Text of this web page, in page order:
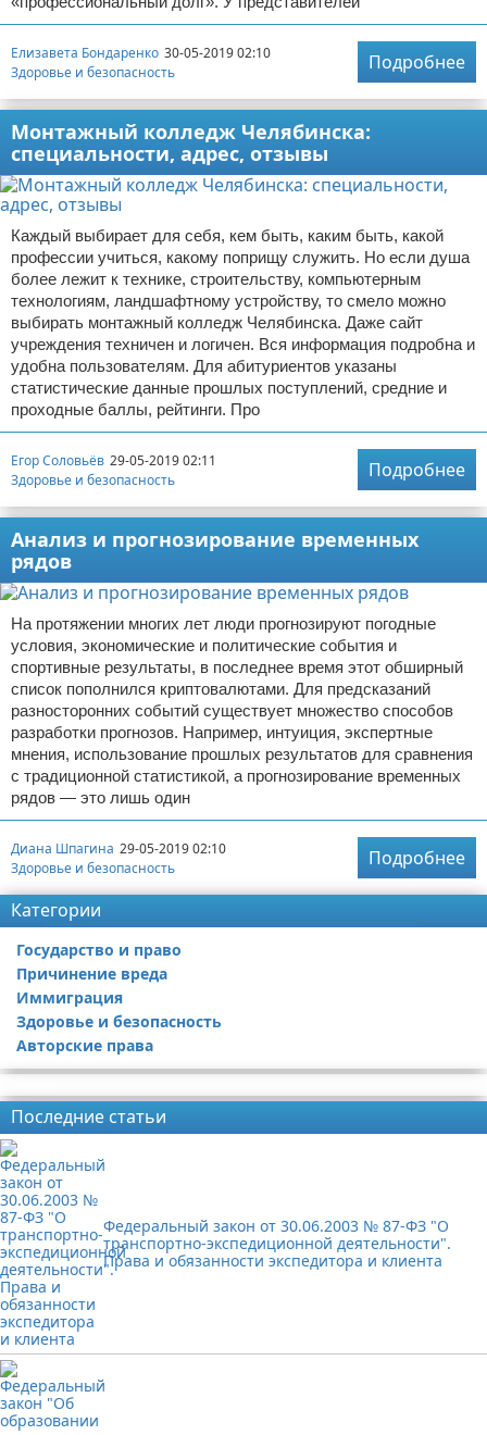
Елизавета Бондаренко 30-05-2019 02:10
Здоровье и безопасность
Подробнее
Монтажный колледж Челябинска:
специальности, адрес, отзывы
Каждый выбирает для себя, кем быть, каким быть, какой
профессии учиться, какому поприщу служить. Но если душа
более лежит к технике, строительству, компьютерным
технологиям, ландшафтному устройству, то смело можно
выбирать монтажный колледж Челябинска. Даже сайт
учреждения техничен и логичен. Вся информация подробна и
удобна пользователям. Для абитуриентов указаны
статистические данные прошлых поступлений, средние и
проходные баллы, рейтинги. Про
Егор Соловьёв 29-05-2019 02:11
Здоровье и безопасность
Подробнее
Анализ и прогнозирование временных
рядов
На протяжении многих лет люди прогнозируют погодные
условия, экономические и политические события и
спортивные результаты, в последнее время этот обширный
список пополнился криптовалютами. Для предсказаний
разносторонних событий существует множество способов
разработки прогнозов. Например, интуиция, экспертные
мнения, использование прошлых результатов для сравнения
с традиционной статистикой, а прогнозирование временных
рядов — это лишь один
Диана Шпагина 29-05-2019 02:10
Здоровье и безопасность
Подробнее
Категории
Государство и право
Причинение вреда
Иммиграция
Здоровье и безопасность
Авторские права
Последние статьи
Федеральный закон от 30.06.2003 № 87-ФЗ "О
транспортно-экспедиционной деятельности".
Права и обязанности экспедитора и клиента